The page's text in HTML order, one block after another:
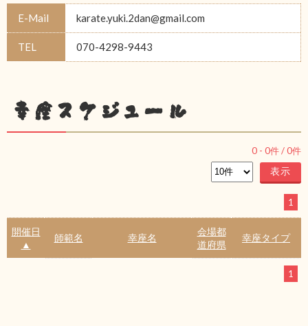
E-Mail karate.yuki.2dan@gmail.com
TEL 070-4298-9443
幸座スケジュール
0 - 0件 /0件
1
開催日
▲
師範名 幸座名
会場都
道府県
幸座タイプ
1